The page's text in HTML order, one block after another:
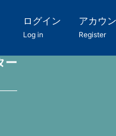
ログイン
Log in
アカウ
Register
ー